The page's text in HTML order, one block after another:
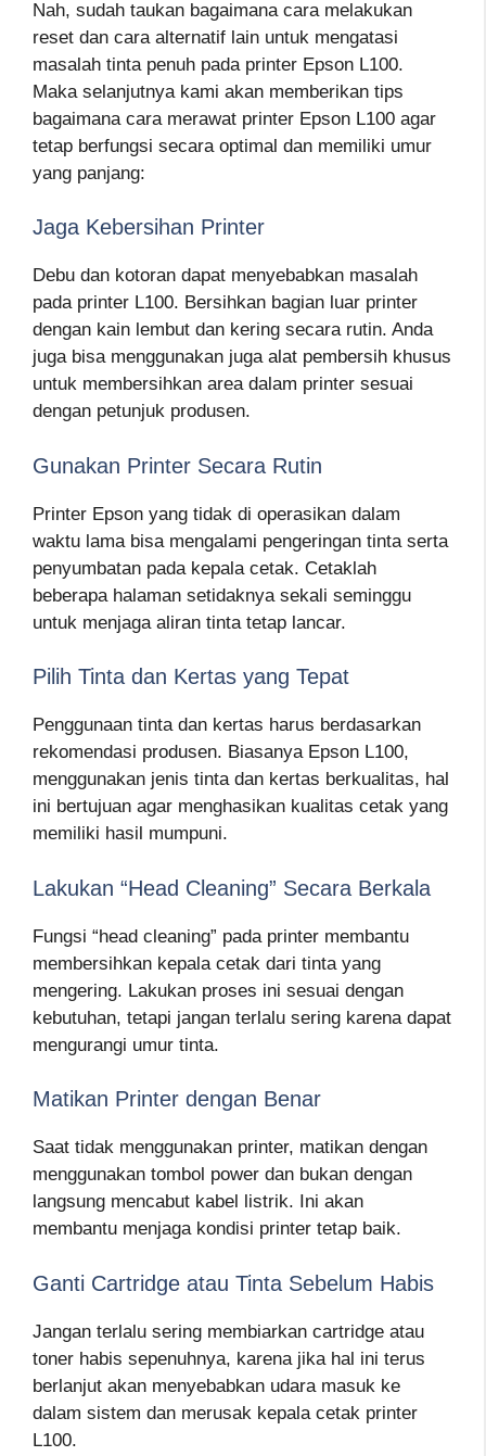
Nah, sudah taukan bagaimana cara melakukan
reset dan cara alternatif lain untuk mengatasi
masalah tinta penuh pada printer Epson L100.
Maka selanjutnya kami akan memberikan tips
bagaimana cara merawat printer Epson L100 agar
tetap berfungsi secara optimal dan memiliki umur
yang panjang:
Jaga Kebersihan Printer
Debu dan kotoran dapat menyebabkan masalah
pada printer L100. Bersihkan bagian luar printer
dengan kain lembut dan kering secara rutin. Anda
juga bisa menggunakan juga alat pembersih khusus
untuk membersihkan area dalam printer sesuai
dengan petunjuk produsen.
Gunakan Printer Secara Rutin
Printer Epson yang tidak di operasikan dalam
waktu lama bisa mengalami pengeringan tinta serta
penyumbatan pada kepala cetak. Cetaklah
beberapa halaman setidaknya sekali seminggu
untuk menjaga aliran tinta tetap lancar.
Pilih Tinta dan Kertas yang Tepat
Penggunaan tinta dan kertas harus berdasarkan
rekomendasi produsen. Biasanya Epson L100,
menggunakan jenis tinta dan kertas berkualitas, hal
ini bertujuan agar menghasikan kualitas cetak yang
memiliki hasil mumpuni.
Lakukan “Head Cleaning” Secara Berkala
Fungsi “head cleaning” pada printer membantu
membersihkan kepala cetak dari tinta yang
mengering. Lakukan proses ini sesuai dengan
kebutuhan, tetapi jangan terlalu sering karena dapat
mengurangi umur tinta.
Matikan Printer dengan Benar
Saat tidak menggunakan printer, matikan dengan
menggunakan tombol power dan bukan dengan
langsung mencabut kabel listrik. Ini akan
membantu menjaga kondisi printer tetap baik.
Ganti Cartridge atau Tinta Sebelum Habis
Jangan terlalu sering membiarkan cartridge atau
toner habis sepenuhnya, karena jika hal ini terus
berlanjut akan menyebabkan udara masuk ke
dalam sistem dan merusak kepala cetak printer
L100.